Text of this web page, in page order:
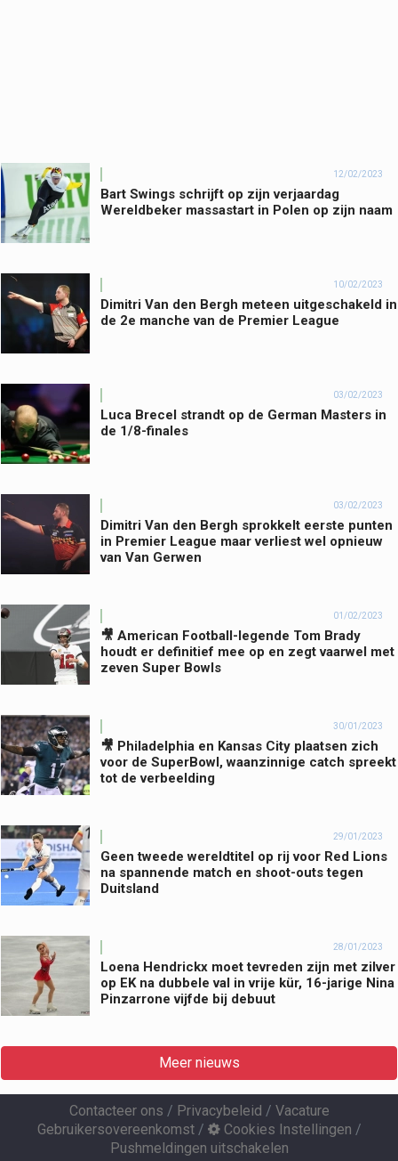
12/02/2023
Bart Swings schrijft op zijn verjaardag
Wereldbeker massastart in Polen op zijn naam
10/02/2023
Dimitri Van den Bergh meteen uitgeschakeld in
de 2e manche van de Premier League
03/02/2023
Luca Brecel strandt op de German Masters in
de 1/8-finales
03/02/2023
Dimitri Van den Bergh sprokkelt eerste punten
in Premier League maar verliest wel opnieuw
van Van Gerwen
01/02/2023
🎥 American Football-legende Tom Brady
houdt er definitief mee op en zegt vaarwel met
zeven Super Bowls
30/01/2023
🎥 Philadelphia en Kansas City plaatsen zich
voor de SuperBowl, waanzinnige catch spreekt
tot de verbeelding
29/01/2023
Geen tweede wereldtitel op rij voor Red Lions
na spannende match en shoot-outs tegen
Duitsland
28/01/2023
Loena Hendrickx moet tevreden zijn met zilver
op EK na dubbele val in vrije kür, 16-jarige Nina
Pinzarrone vijfde bij debuut
Meer nieuws
Contacteer ons / Privacybeleid / Vacature
Gebruikersovereenkomst/ Cookies Instellingen /
Pushmeldingen uitschakelen